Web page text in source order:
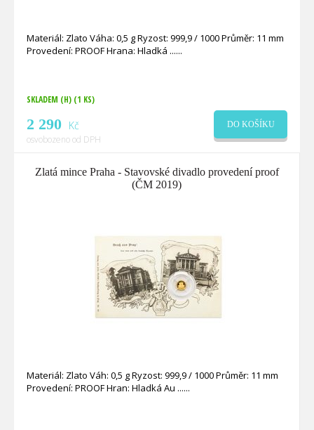
Materiál: Zlato Váha: 0,5 g Ryzost: 999,9 / 1000 Průměr: 11 mm
Provedení: PROOF Hrana: Hladká ...
SKLADEM (H) (1 KS)
2 290 Kč
osvobozeno od DPH
DO KOŠÍKU
Zlatá mince Praha - Stavovské divadlo provedení proof
(ČM 2019)
Materiál: Zlato Váh: 0,5 g Ryzost: 999,9 / 1000 Průměr: 11 mm
Provedení: PROOF Hran: Hladká Au ...